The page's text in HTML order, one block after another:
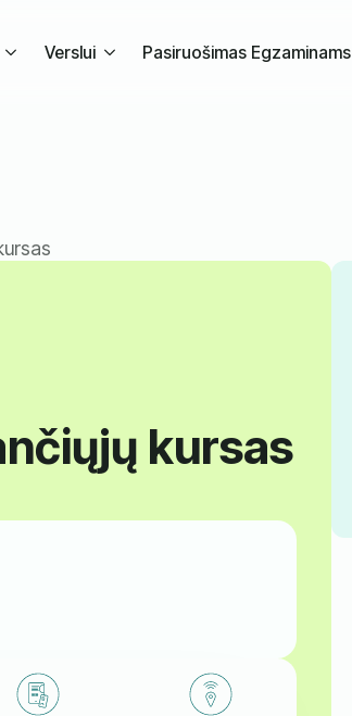
Verslui Pasiruošimas Egzaminams
kursas